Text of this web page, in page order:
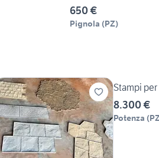
650 €
Pignola (PZ)
Stampi
8.300 €
Potenza (